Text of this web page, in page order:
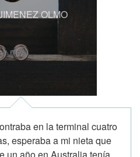
OLMO
en la terminal cuatro
esperaba a mi nieta que